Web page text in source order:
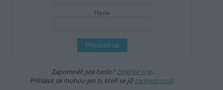
Heslo
Zapomněli jste heslo?Změňte si je.
Přihlásit se mohou jen ti, kteří se jižzaregistrovali.